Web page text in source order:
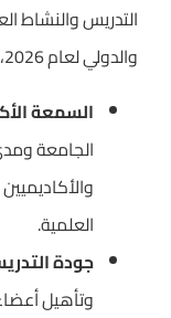
التدريس والنشاط
والدولي لعام 2026، وتتمثل أبرز هذه العوامل فيما يلي:
السمعة
الجامعة
العلمية.
جودة
وتأهيل